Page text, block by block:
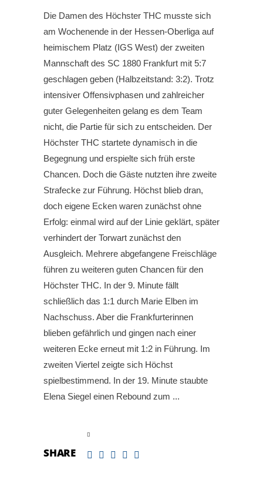
Die Damen des Höchster THC musste sich
am Wochenende in der Hessen-Oberliga auf
heimischem Platz (IGS West) der zweiten
Mannschaft des SC 1880 Frankfurt mit 5:7
geschlagen geben (Halbzeitstand: 3:2). Trotz
intensiver Offensivphasen und zahlreicher
guter Gelegenheiten gelang es dem Team
nicht, die Partie für sich zu entscheiden. Der
Höchster THC startete dynamisch in die
Begegnung und erspielte sich früh erste
Chancen. Doch die Gäste nutzten ihre zweite
Strafecke zur Führung. Höchst blieb dran,
doch eigene Ecken waren zunächst ohne
Erfolg: einmal wird auf der Linie geklärt, später
verhindert der Torwart zunächst den
Ausgleich. Mehrere abgefangene Freischläge
führen zu weiteren guten Chancen für den
Höchster THC. In der 9. Minute fällt
schließlich das 1:1 durch Marie Elben im
Nachschuss. Aber die Frankfurterinnen
blieben gefährlich und gingen nach einer
weiteren Ecke erneut mit 1:2 in Führung. Im
zweiten Viertel zeigte sich Höchst
spielbestimmend. In der 19. Minute staubte
Elena Siegel einen Rebound zum
SHARE